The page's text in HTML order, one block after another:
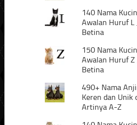
140 Nama
Awalan Huruf L
Betina
150 Nama
Awalan Huruf Z
Betina
490+ Nama
Keren dan Unik
Artinya A-Z